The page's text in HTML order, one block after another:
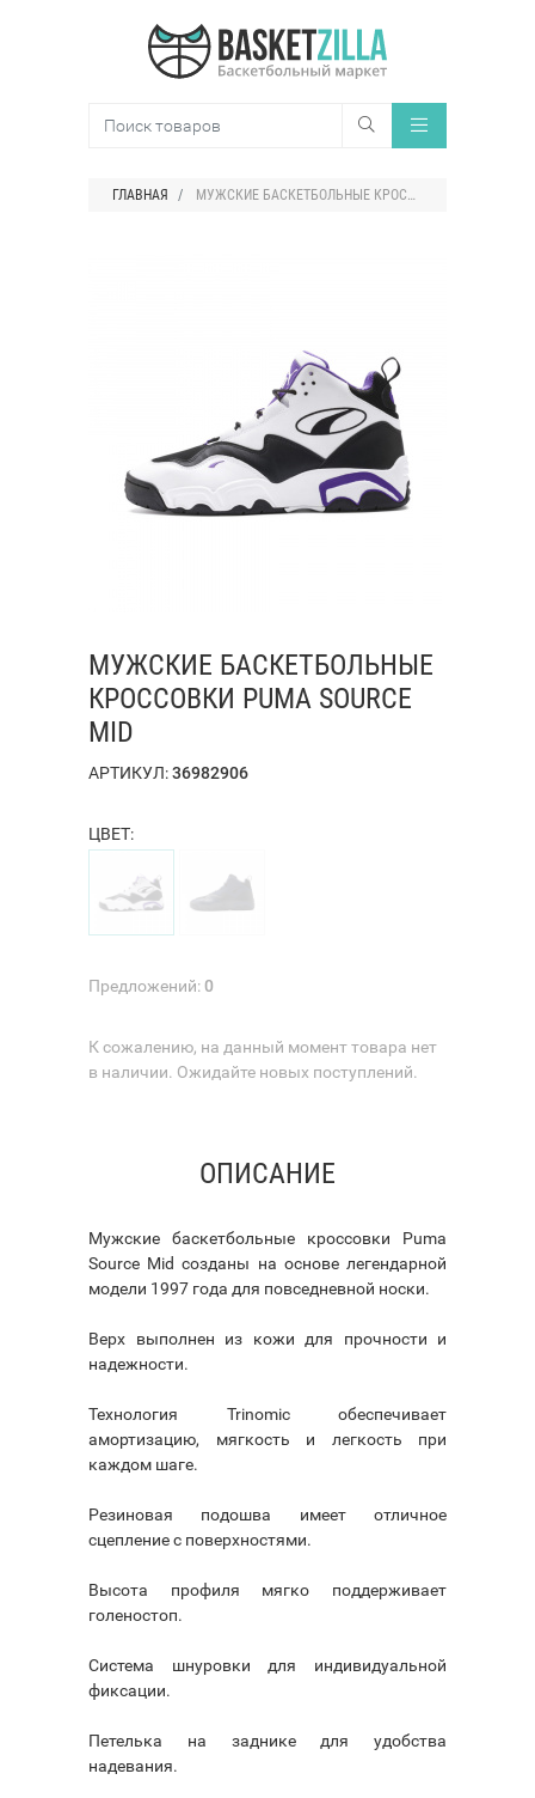
ГЛАВНАЯ МУЖСКИЕ БАСКЕТБОЛЬНЫЕ КРОССОВКИ PUMA SOURCE MID
МУЖСКИЕ БАСКЕТБОЛЬНЫЕ
КРОССОВКИ PUMA SOURCE
MID
АРТИКУЛ:36982906
ЦВЕТ:
Предложений:0
К сожалению, на данный момент товара нет
в наличии. Ожидайте новых поступлений.
ОПИСАНИЕ
Мужские баскетбольные кроссовки Puma
Source Mid созданы на основе легендарной
модели 1997 года для повседневной носки.
Верх выполнен из кожи для прочности и
надежности.
Технология Trinomic обеспечивает
амортизацию, мягкость и легкость при
каждом шаге.
Резиновая подошва имеет отличное
сцепление с поверхностями.
Высота профиля мягко поддерживает
голеностоп.
Система шнуровки для индивидуальной
фиксации.
Петелька на заднике для удобства
надевания.